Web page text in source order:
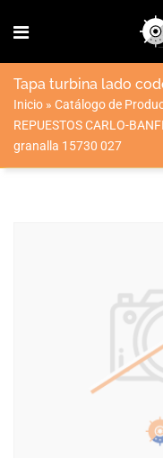
Tapa turbina lado
Inicio » Catálogo de
REPUESTOS CARLO-BANFI
granalla 15730 027